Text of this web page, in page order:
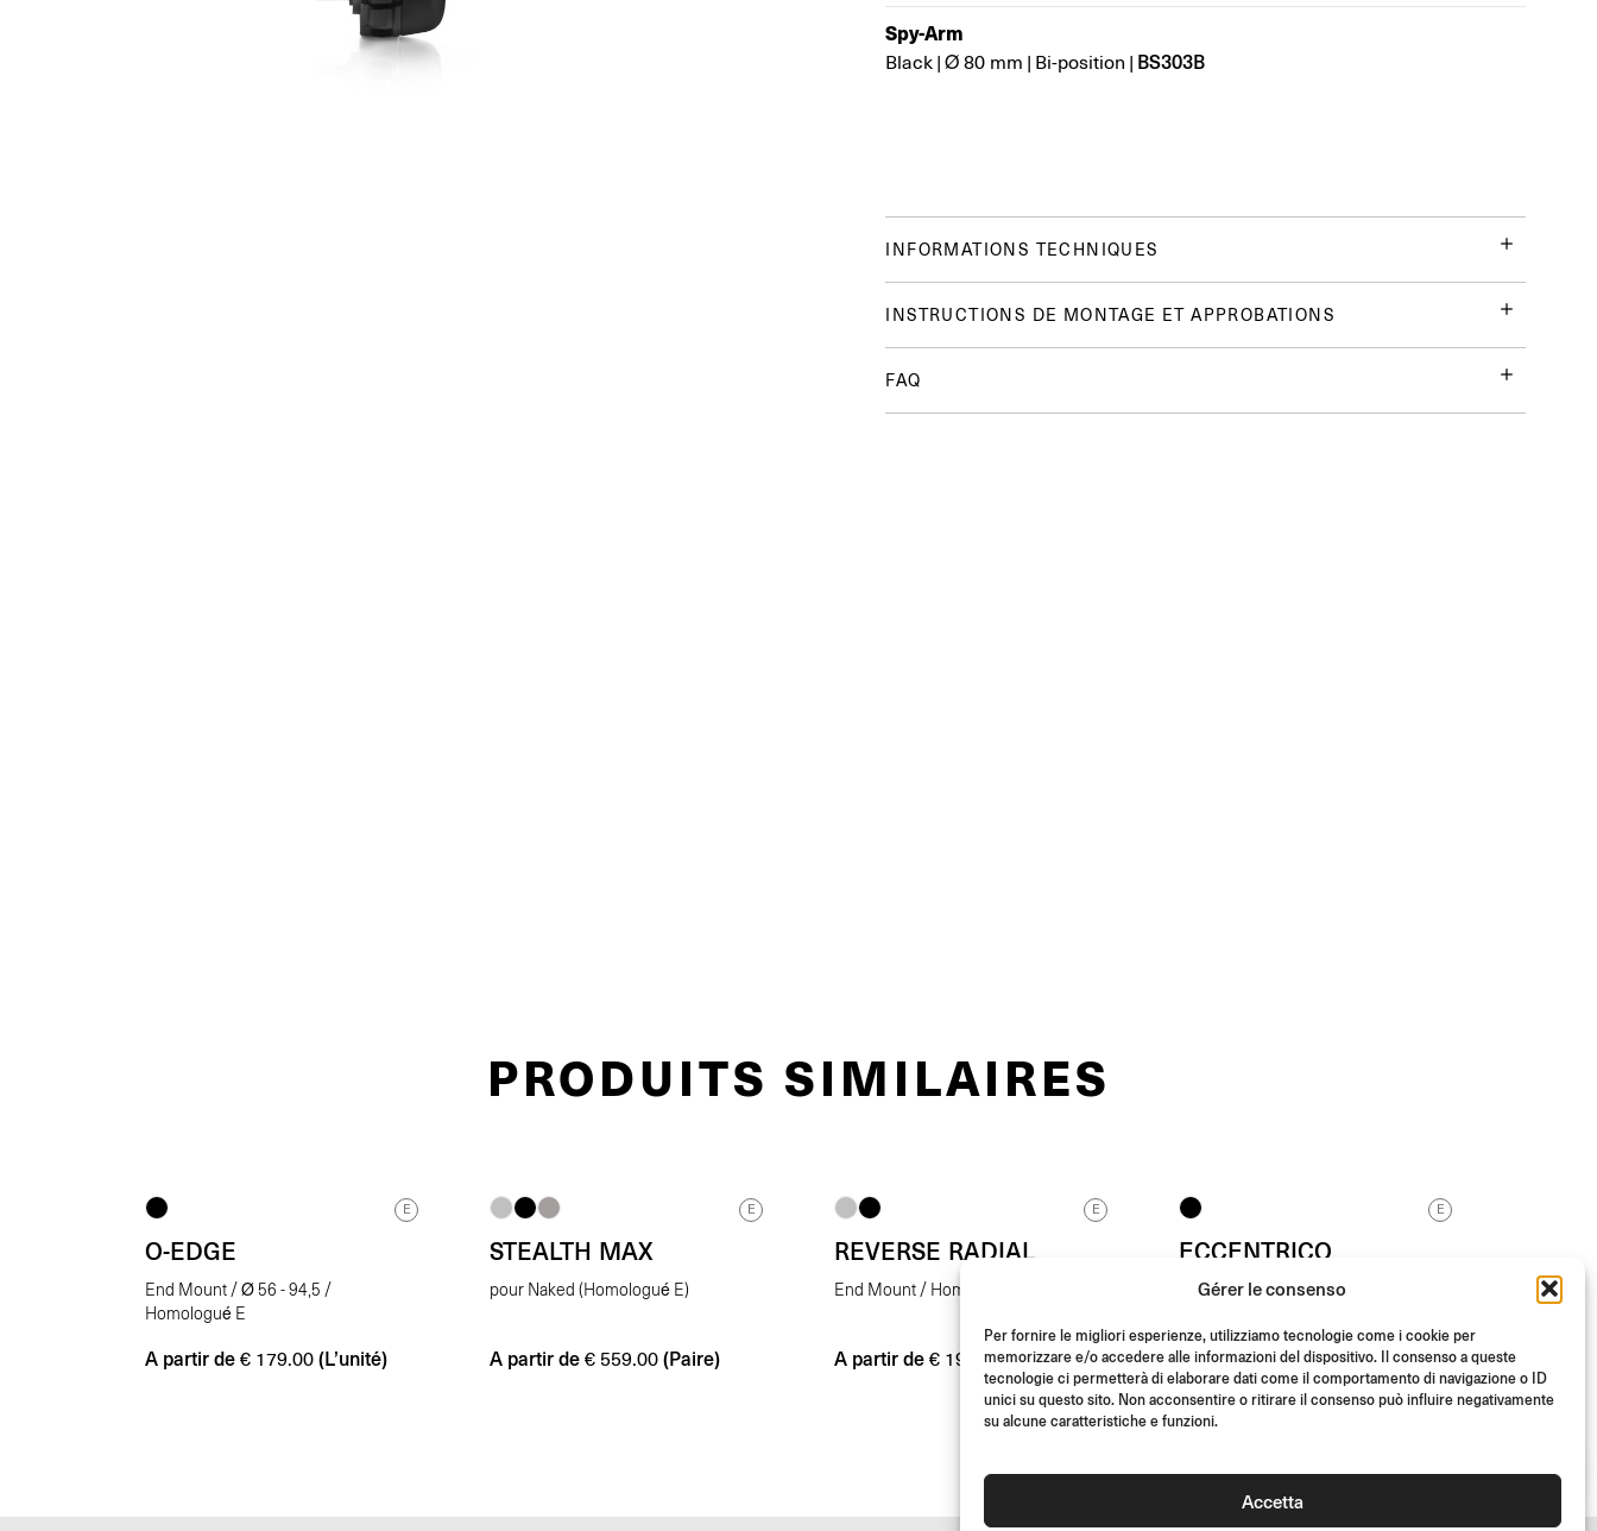
Gérer le consenso
Per fornire le migliori esperienze, utilizziamo tecnologie come i cookie per
memorizzare e/o accedere alle informazioni del dispositivo. Il consenso a queste
tecnologie ci permetterà di elaborare dati come il comportamento di navigazione o ID
unici su questo sito. Non acconsentire o ritirare il consenso può influire negativamente
su alcune caratteristiche e funzioni.
Accetta
Spy-Arm
Black | Ø 80 mm | Bi-position | BS303B
INFORMATIONS TECHNIQUES
INSTRUCTIONS DE MONTAGE ET APPROBATIONS
FAQ
PRODUITS SIMILAIRES
E
O-EDGE
End Mount / Ø 56 - 94,5 /
Homologué E
A partir de € 179.00 (L’unité)
E
STEALTH MAX
pour Naked (Homologué E)
A partir de € 559.00 (Paire)
E
REVERSE RADIAL
End Mount / Homologué E
A partir de € 198.00 (L’unité)
E
ECCENTRICO
End Mount / Homologué E
€183.00 (L’unité)